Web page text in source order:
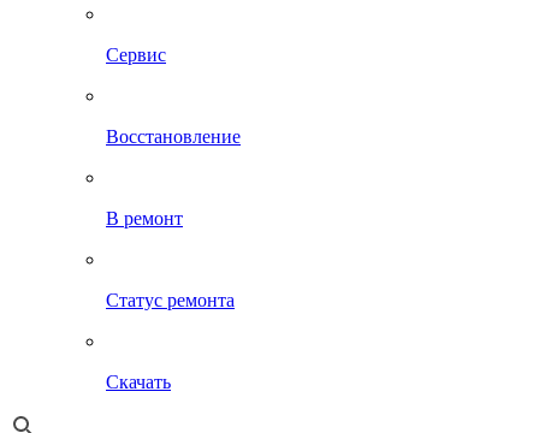
Сервис
Восстановление
В ремонт
Статус ремонта
Скачать